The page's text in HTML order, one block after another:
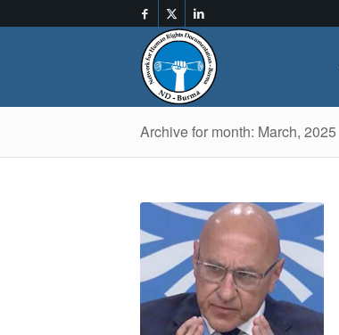
Archive for month: March, 2025